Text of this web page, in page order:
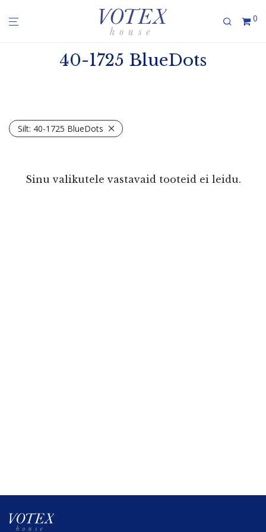
0
40-1725 BlueDots
Silt: 40-1725 BlueDots
Sinu valikutele vastavaid tooteid ei leidu.